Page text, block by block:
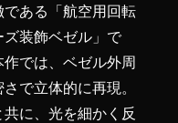
ある「航空用回転
装飾ベゼル」で
では、ベゼル外周
で立体的に再現。
に、光を細かく反